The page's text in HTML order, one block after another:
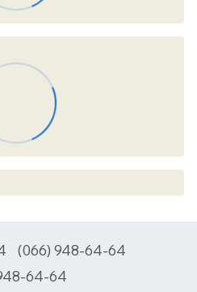
(066) 948-64-64
64-64